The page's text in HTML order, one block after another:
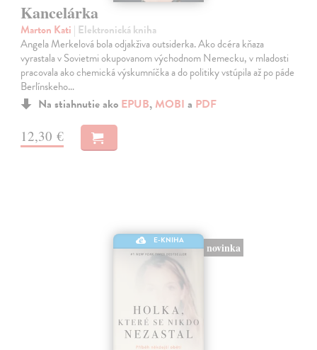
Kancelárka
Marton Kati | Elektronická kniha
Angela Merkelová bola odjakživa outsiderka. Ako dcéra kňaza
vyrastala v Sovietmi okupovanom východnom Nemecku, v mladosti
pracovala ako chemická výskumníčka a do politiky vstúpila až po páde
Berlínskeho…
Na stiahnutie ako EPUB, MOBI a PDF
12,30 €
E-KNIHA
novinka